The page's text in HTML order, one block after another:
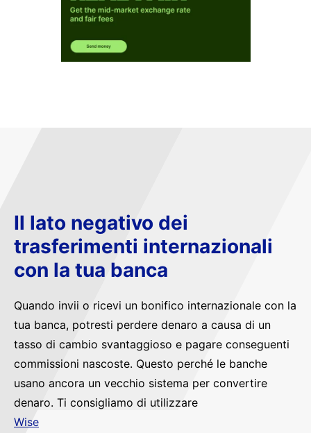
Il lato negativo dei
trasferimenti internazionali
con la tua banca
Quando invii o ricevi un bonifico internazionale con la
tua banca, potresti perdere denaro a causa di un
tasso di cambio svantaggioso e pagare conseguenti
commissioni nascoste. Questo perché le banche
usano ancora un vecchio sistema per convertire
denaro. Ti consigliamo di utilizzare
Wise